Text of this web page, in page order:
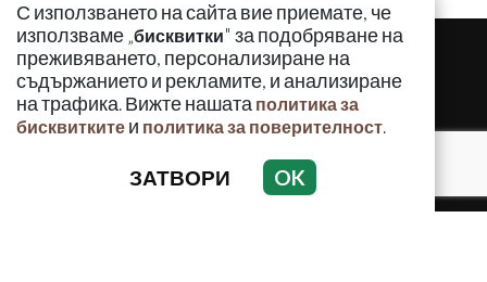
С използването на сайта вие приемате, че
използваме „бисквитки" за подобряване на
преживяването, персонализиране на
съдържанието и рекламите, и анализиране
на трафика. Вижте нашата политика за
бисквитките и политика за поверителност.
ЗАТВОРИ OK